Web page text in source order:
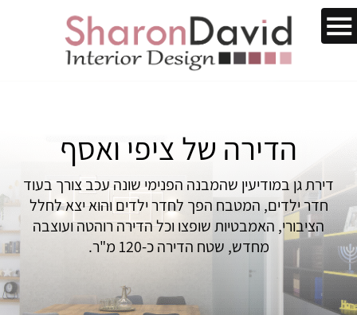
הדירה של ציפי ואסף
דירת גן במודיעין שהמבנה הפנימי שונה עכב צורך בעוד
חדר ילדים, המטבח הפך לחדר ילדים והוא יצא לחלל
הציבורי, האמבטיות שופצו וכל הדירה רוהטה ועוצבה
מחדש, שטח הדירה כ-120 מ"ר.